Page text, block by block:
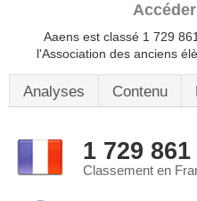
Aaens est classé 1 729
l'Association des anciens
Analyses Contenu
1 729 861
Classement en